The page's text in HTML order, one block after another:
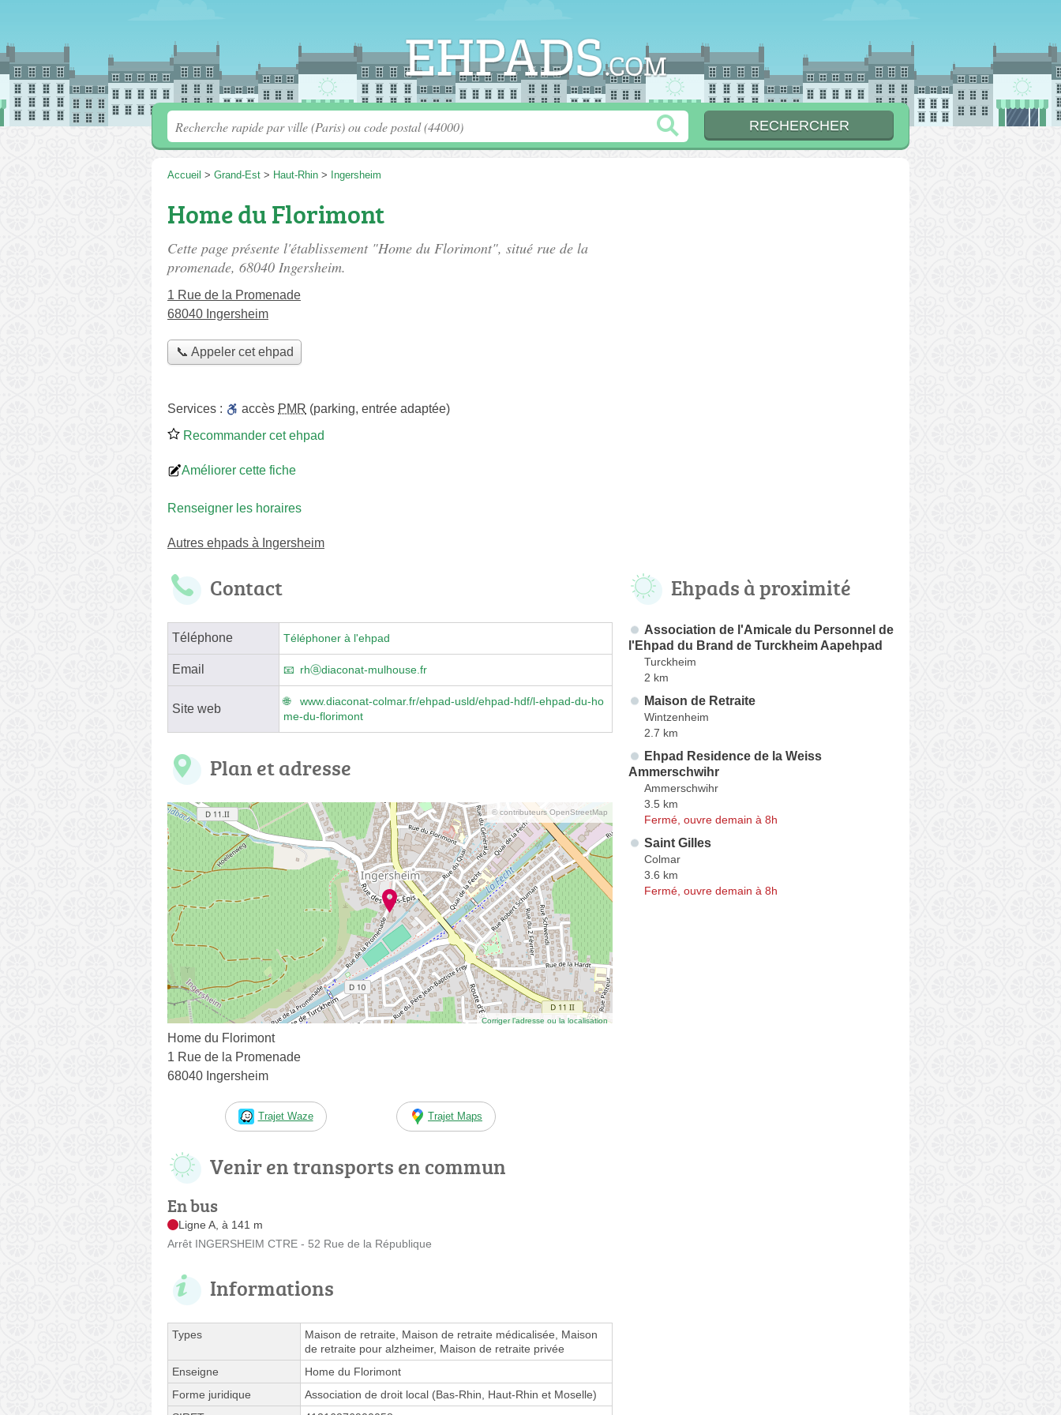
Accueil > Grand-Est > Haut-Rhin > Ingersheim
Home du Florimont
Cette page présente l'établissement "Home du Florimont", situé rue de la
promenade, 68040 Ingersheim.
1 Rue de la Promenade
68040 Ingersheim
📞 Appeler cet ehpad
Services : accès PMR (parking, entrée adaptée)
Recommander cet ehpad
Améliorer cette fiche
Renseigner les horaires
Autres ehpads à Ingersheim
Contact
Téléphone Téléphoner à l'ehpad
Email rhⓐdiaconat-mulhouse.fr
Site web
www.diaconat-colmar.fr/ehpad-usld/ehpad-hdf/l-ehpad-du-ho
me-du-florimont
Plan et adresse
© contributeurs OpenStreetMap
Corriger l’adresse ou la localisation
Home du Florimont
1 Rue de la Promenade
68040 Ingersheim
Trajet Waze Trajet Maps
Venir en transports en commun
En bus
Ligne A, à 141 m
Arrêt INGERSHEIM CTRE - 52 Rue de la République
Informations
Types
Maison de retraite, Maison de retraite médicalisée, Maison
de retraite pour alzheimer, Maison de retraite privée
Enseigne
Home du Florimont
Forme juridique
Association de droit local (Bas-Rhin, Haut-Rhin et Moselle)
Ehpads à proximité
Association de l'Amicale du Personnel de
l'Ehpad du Brand de Turckheim Aapehpad
Turckheim
2 km
Maison de Retraite
Wintzenheim
2.7 km
Ehpad Residence de la Weiss
Ammerschwihr
Ammerschwihr
3.5 km
Fermé, ouvre demain à 8h
Saint Gilles
Colmar
3.6 km
Fermé, ouvre demain à 8h